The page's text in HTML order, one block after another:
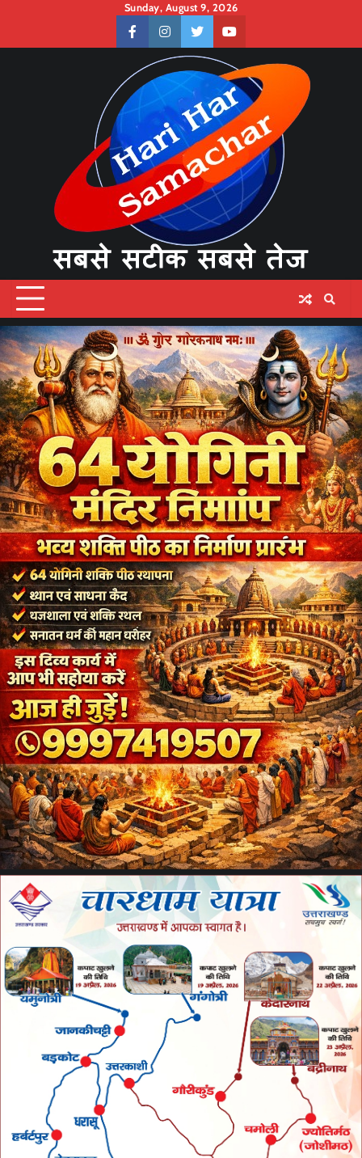
content
Sunday, August 9, 2026
facebookinstagramtwitteryoutube